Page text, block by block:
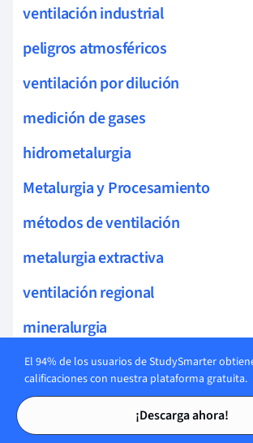
Tarjetas de estudio
Tarjetas de estudio
ventilación industrial
peligros atmosféricos
ventilación por dilución
medición de gases
hidrometalurgia
Metalurgia y Procesamiento
métodos de ventilación
metalurgia extractiva
ventilación regional
mineralurgia
concentración mineral
pirometalurgia
ventilación por presión
El 94% de los usuarios de StudySmarter
calificaciones con nuestra plataforma gratuita.
¡Descarga ahora!